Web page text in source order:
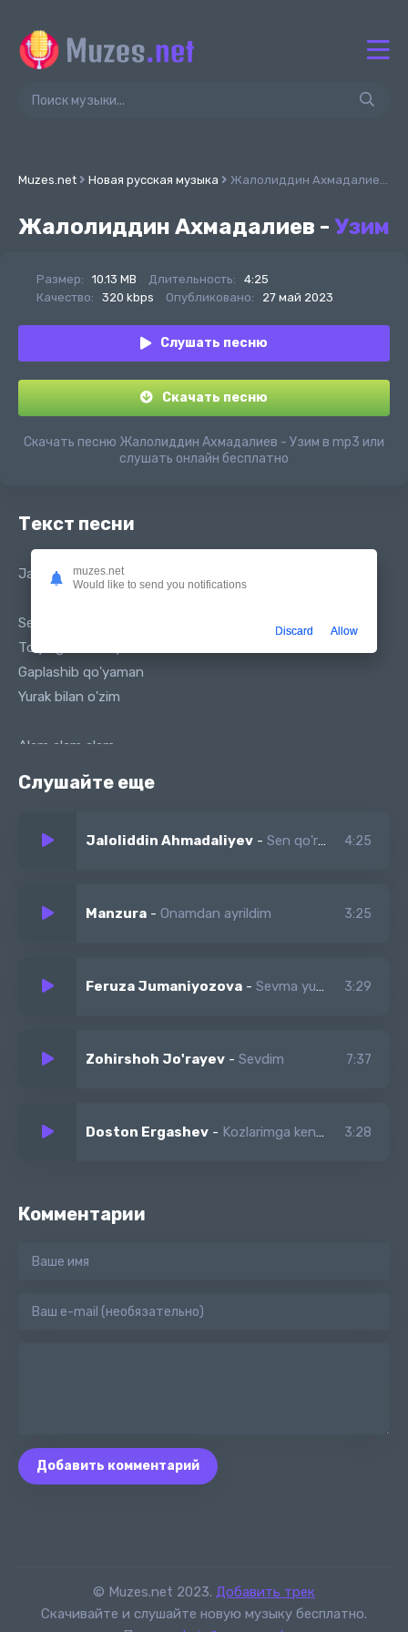
Muzes.net Новая русская музыка Жалолиддин Ахмадалиев - Узим
Жалолиддин Ахмадалиев - Узим
Размер: 10.13 MB Длительность:
4:25
Качество:
320 kbps Опубликовано: 27 май 2023
Слушать песню
Скачать песню
Скачать песню Жалолиддин Ахмадалиев - Узим в mp3 или
слушать онлайн бесплатно
Текст песни
Jaloliddin Ahmadaliyev - O'zim
Sen qo'rqma u daydi
To'yinga bormaydi
Gaplashib qo'yaman
Yurak bilan o'zim
Alam alam alam
Dardim taram taram taram
Qarayman olamga
Qarayman olamga
Слушайте еще
Jaloliddin Ahmadaliyev - Sen qo'rqma u daydi uyinga bormaydi 4:25
Manzura - Onamdan ayrildim 3:25
Feruza Jumaniyozova - Sevma yurak 3:29
Zohirshoh Jo'rayev - Sevdim 7:37
Doston Ergashev - Kozlarimga keng dunyolar tor boldi 3:28
Комментарии
Добавить комментарий
© Muzes.net 2023. Добавить трек
Скачивайте и слушайте новую музыку бесплатно.
muzes.net
Would like to send you notifications
Discard Allow